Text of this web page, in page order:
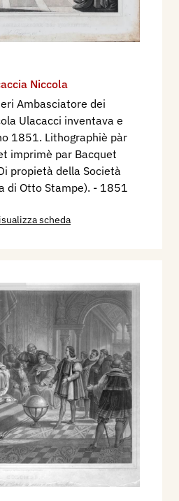
Niccola
Ambasciatore dei
Ulacacci inventava e
1851. Lithographiè pàr
imprimè par Bacquet
propietà della Società
di Otto Stampe). - 1851
scheda